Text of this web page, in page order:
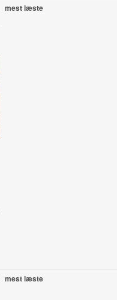
mest læste
mest læste